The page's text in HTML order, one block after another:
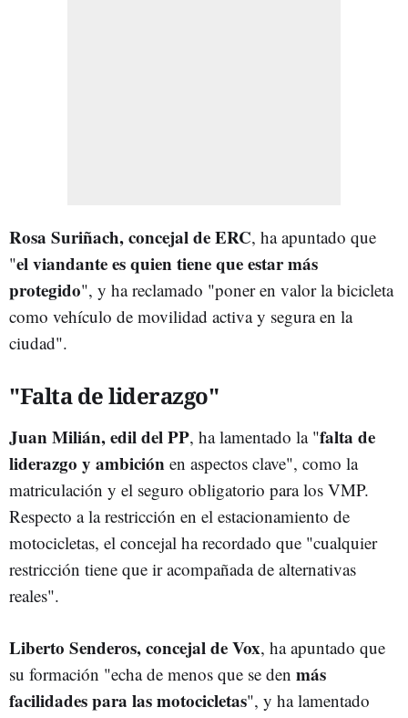
Rosa Suriñach, concejal de ERC, ha apuntado que
"el viandante es quien tiene que estar más
protegido", y ha reclamado "poner en valor la bicicleta
como vehículo de movilidad activa y segura en la
ciudad".
"Falta de liderazgo"
Juan Milián, edil del PP, ha lamentado la "falta de
liderazgo y ambición en aspectos clave", como la
matriculación y el seguro obligatorio para los VMP.
Respecto a la restricción en el estacionamiento de
motocicletas, el concejal ha recordado que "cualquier
restricción tiene que ir acompañada de alternativas
reales".
Liberto Senderos, concejal de Vox, ha apuntado que
su formación "echa de menos que se den más
facilidades para las motocicletas", y ha lamentado